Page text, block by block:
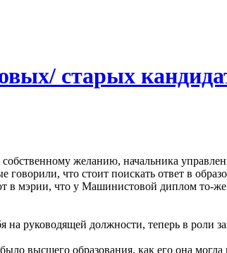
старых
желанию, начальника
что стоит поискать ответ в
в мэрии, что у Машинистовой диплом
руководящей должности, теперь в роли
высшего образования, как его она